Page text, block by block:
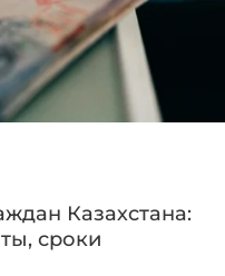
Казахстана:
сроки